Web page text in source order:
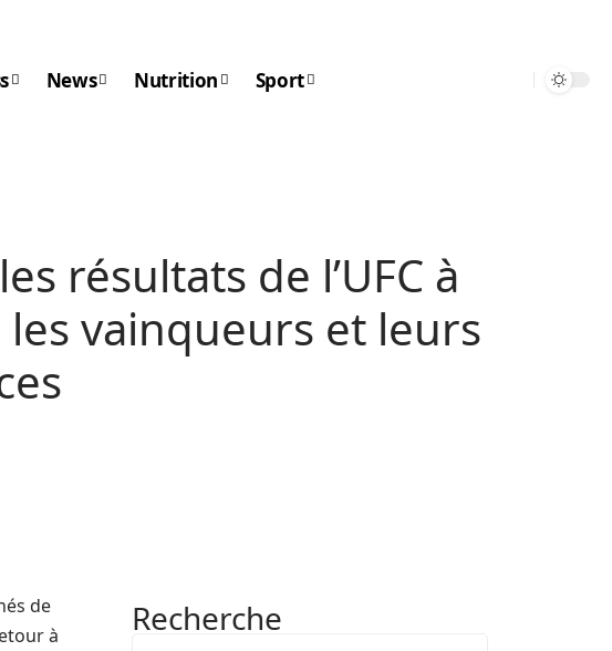
News Nutrition Sport
résultats de l’UFC à
les vainqueurs et leurs
de
à
Recherche